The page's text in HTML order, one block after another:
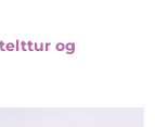
telttur og